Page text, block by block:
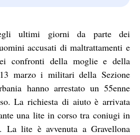
ultimi giorni da parte dei
accusati di maltrattamenti e
confronti della moglie e della
marzo i militari della Sezione
hanno arrestato un 55enne
La richiesta di aiuto è arrivata
una lite in corso tra coniugi in
La lite è avvenuta a Gravellona